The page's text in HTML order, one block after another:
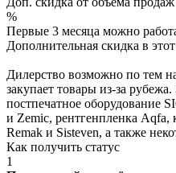
%
Первые 3 месяца можно
Дополнительная скидка в
Дилерство возможно по тем
закупает товары из-за
постпечатное оборудование
и Zemic, рентгенпленка Aqfa,
Remak и Sisteven, а также
Как получить статус
1